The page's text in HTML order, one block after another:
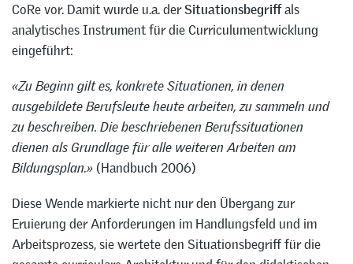
CoRe vor. Damit wurde u.a. derSituationsbegriffals
analytisches Instrument für die Curriculumentwicklung
eingeführt:
«Zu Beginn gilt es, konkrete Situationen, in denen
ausgebildete Berufsleute heute arbeiten, zu sammeln und
zu beschreiben. Die beschriebenen Berufssituationen
dienen als Grundlage für alle weiteren Arbeiten am
Bildungsplan.» (Handbuch 2006)
Diese Wende markierte nicht nur den Übergang zur
Eruierung der Anforderungen im Handlungsfeld und im
Arbeitsprozess, sie wertete den Situationsbegriff für die